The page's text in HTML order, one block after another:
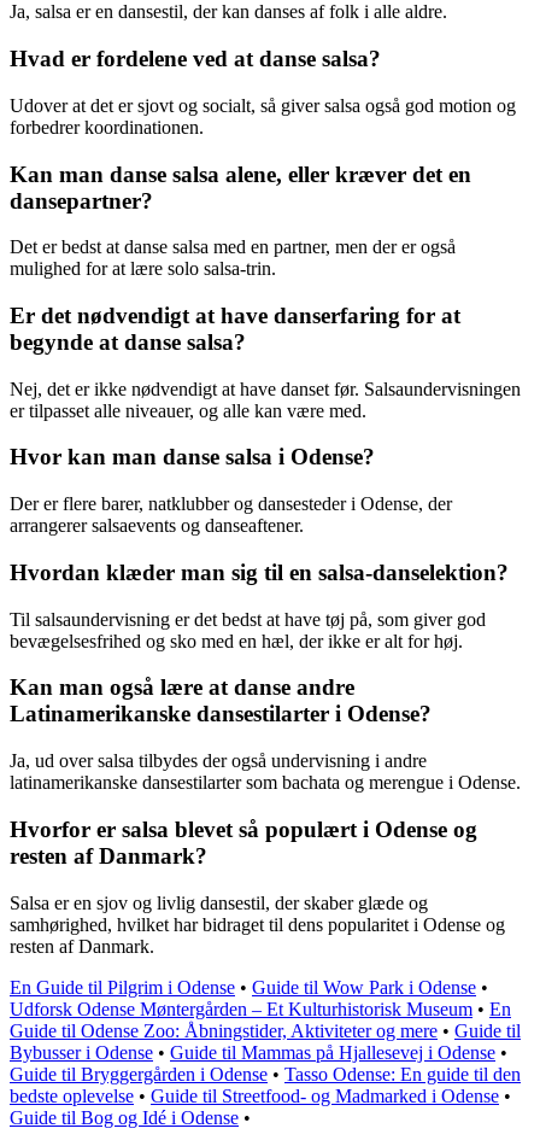
Ja, salsa er en dansestil, der kan danses af folk i alle aldre.
Hvad er fordelene ved at danse salsa?
Udover at det er sjovt og socialt, så giver salsa også god motion og
forbedrer koordinationen.
Kan man danse salsa alene, eller kræver det en
dansepartner?
Det er bedst at danse salsa med en partner, men der er også
mulighed for at lære solo salsa-trin.
Er det nødvendigt at have danserfaring for at
begynde at danse salsa?
Nej, det er ikke nødvendigt at have danset før. Salsaundervisningen
er tilpasset alle niveauer, og alle kan være med.
Hvor kan man danse salsa i Odense?
Der er flere barer, natklubber og dansesteder i Odense, der
arrangerer salsaevents og danseaftener.
Hvordan klæder man sig til en salsa-danselektion?
Til salsaundervisning er det bedst at have tøj på, som giver god
bevægelsesfrihed og sko med en hæl, der ikke er alt for høj.
Kan man også lære at danse andre
Latinamerikanske dansestilarter i Odense?
Ja, ud over salsa tilbydes der også undervisning i andre
latinamerikanske dansestilarter som bachata og merengue i Odense.
Hvorfor er salsa blevet så populært i Odense og
resten af Danmark?
Salsa er en sjov og livlig dansestil, der skaber glæde og
samhørighed, hvilket har bidraget til dens popularitet i Odense og
resten af Danmark.
En Guide til Pilgrim i Odense • Guide til Wow Park i Odense •
Udforsk Odense Møntergården – Et Kulturhistorisk Museum • En
Guide til Odense Zoo: Åbningstider, Aktiviteter og mere • Guide til
Bybusser i Odense • Guide til Mammas på Hjallesevej i Odense •
Guide til Bryggergården i Odense • Tasso Odense: En guide til den
bedste oplevelse • Guide til Streetfood- og Madmarked i Odense •
Guide til Bog og Idé i Odense •